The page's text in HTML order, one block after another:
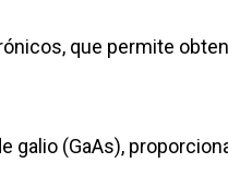
que permite
(GaAs),